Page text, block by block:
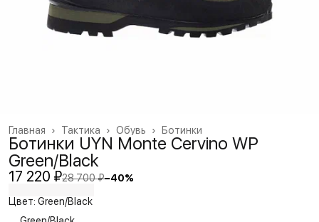
Ботинки
Обувь ›
Тактика ›
Главная ›
Ботинки UYN Monte Cervino WP
Green/Black
17 220 ₽28 700 ₽−40%
Цвет: Green/Black